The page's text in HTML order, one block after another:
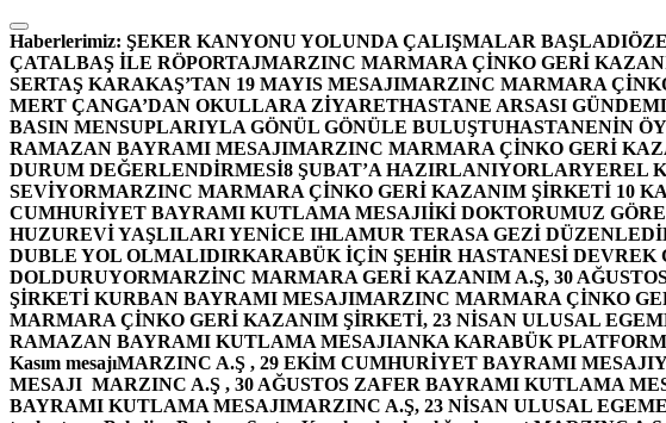
İçeriğe
atla
Haberlerimiz: ŞEKER KANYONU YOLUNDA ÇALIŞMALAR BAŞLADI
ÇATALBAŞ İLE RÖPORTAJMARZINC MARMARA ÇİNKO GERİ
SERTAŞ KARAKAŞ’TAN 19 MAYIS MESAJIMARZINC MARMARA
MERT ÇANGA’DAN OKULLARA ZİYARETHASTANE ARSASI
BASIN MENSUPLARIYLA GÖNÜL GÖNÜLE BULUŞTUHASTANENİN
RAMAZAN BAYRAMI MESAJIMARZINC MARMARA ÇİNKO GERİ
DURUM DEĞERLENDİRMESİ8 ŞUBAT’A HAZIRLANIYORLARYEREL
SEVİYORMARZINC MARMARA ÇİNKO GERİ KAZANIM ŞİRKETİ 10
CUMHURİYET BAYRAMI KUTLAMA MESAJIİKİ DOKTORUMUZ
HUZUREVİ YAŞLILARI YENİCE IHLAMUR TERASA GEZİ
DUBLE YOL OLMALIDIRKARABÜK İÇİN ŞEHİR HASTANESİ
DOLDURUYORMARZİNC MARMARA GERİ KAZANIM A.Ş, 30
ŞİRKETİ KURBAN BAYRAMI MESAJIMARZINC MARMARA ÇİNKO
MARMARA ÇİNKO GERİ KAZANIM ŞİRKETİ, 23 NİSAN ULUSAL
RAMAZAN BAYRAMI KUTLAMA MESAJIANKA KARABÜK
Kasım mesajıMARZINC A.Ş , 29 EKİM CUMHURİYET BAYRAMI MESAJI
MESAJI MARZINC A.Ş , 30 AĞUSTOS ZAFER BAYRAMI KUTLAMA
BAYRAMI KUTLAMA MESAJIMARZINC A.Ş, 23 NİSAN ULUSAL